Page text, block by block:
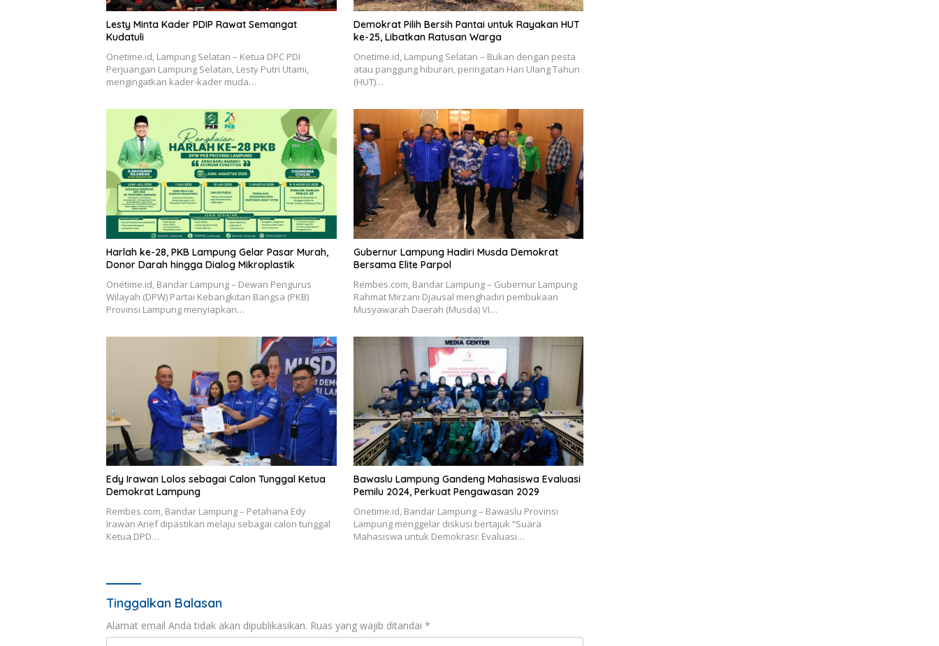
Lesty Minta Kader PDIP Rawat Semangat
Kudatuli
Onetime.id, Lampung Selatan – Ketua DPC PDI
Perjuangan Lampung Selatan, Lesty Putri Utami,
mengingatkan kader-kader muda…
Demokrat Pilih Bersih Pantai untuk Rayakan HUT
ke-25, Libatkan Ratusan Warga
Onetime.id, Lampung Selatan – Bukan dengan pesta
atau panggung hiburan, peringatan Hari Ulang Tahun
(HUT)…
Harlah ke-28, PKB Lampung Gelar Pasar Murah,
Donor Darah hingga Dialog Mikroplastik
Onetime.id, Bandar Lampung – Dewan Pengurus
Wilayah (DPW) Partai Kebangkitan Bangsa (PKB)
Provinsi Lampung menyiapkan…
Gubernur Lampung Hadiri Musda Demokrat
Bersama Elite Parpol
Rembes.com, Bandar Lampung – Gubernur Lampung
Rahmat Mirzani Djausal menghadiri pembukaan
Musyawarah Daerah (Musda) VI…
Edy Irawan Lolos sebagai Calon Tunggal Ketua
Demokrat Lampung
Rembes.com, Bandar Lampung – Petahana Edy
Irawan Arief dipastikan melaju sebagai calon tunggal
Ketua DPD…
Bawaslu Lampung Gandeng Mahasiswa Evaluasi
Pemilu 2024, Perkuat Pengawasan 2029
Onetime.id, Bandar Lampung – Bawaslu Provinsi
Lampung menggelar diskusi bertajuk “Suara
Mahasiswa untuk Demokrasi: Evaluasi…
Tinggalkan Balasan
Alamat email Anda tidak akan dipublikasikan. Ruas yang wajib ditandai *